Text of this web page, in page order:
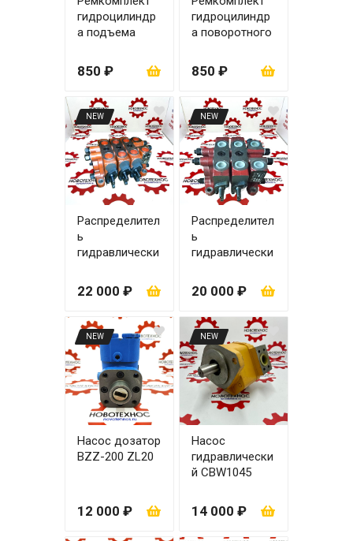
гидроцилиндр
а подъема
80х45
850 ₽
гидроцилиндр
а поворотного
850 ₽
NEW
Распределител
ь
гидравлически
(управление
рычаги)
22 000 ₽
NEW
Распределител
ь
гидравлически
(управление
рычаги)
20 000 ₽
NEW
Насос дозатор
BZZ-200 ZL20
12 000 ₽
NEW
Насос
гидравлически
й CBW1045
основной два
уха
14 000 ₽